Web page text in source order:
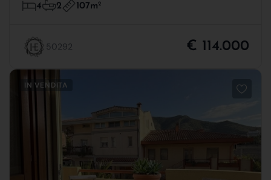
4 2 107m2
50292 € 114.000
IN VENDITA